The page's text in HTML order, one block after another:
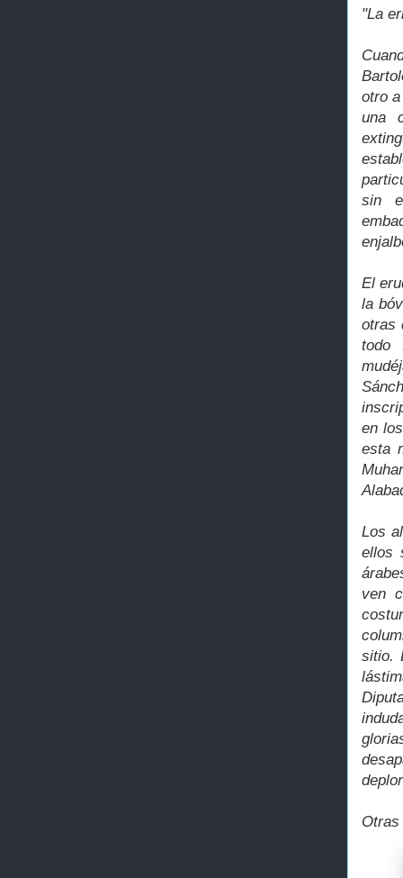
"La
otro
una
sin
El
la
otras
todo
en
esta
Los
ellos
ven
sitio.